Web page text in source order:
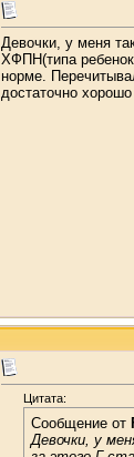
Девочки, у меня
ХФПН(типа
норме.
достаточно
Цитата:
Сообщение от
Девочки, у